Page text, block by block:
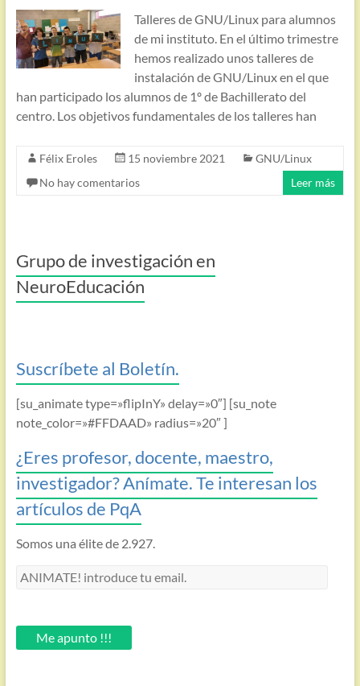
Talleres de GNU/Linux para alumnos
de mi instituto. En el último trimestre
hemos realizado unos talleres de
instalación de GNU/Linux en el que
han participado los alumnos de 1º de Bachillerato del
centro. Los objetivos fundamentales de los talleres han
Félix Eroles 15 noviembre 2021
GNU/Linux
No hay comentarios
Leer más
Grupo de investigación en
NeuroEducación
Suscríbete al Boletín.
[su_animate type=»flipInY» delay=»0″] [su_note
note_color=»#FFDAAD» radius=»20″ ]
¿Eres profesor, docente, maestro,
investigador? Anímate. Te interesan los
artículos de PqA
Somos una élite de 2.927.
ANIMATE!
email.Me apunto !!!